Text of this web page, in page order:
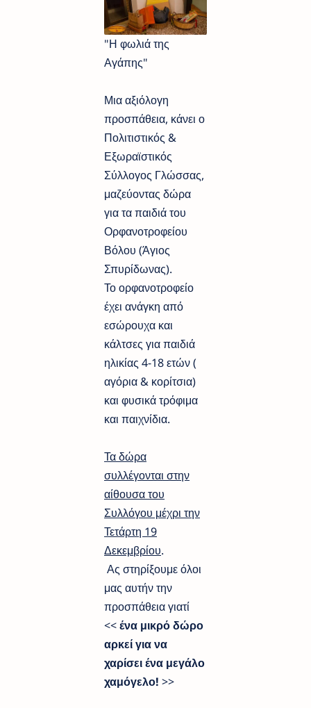
"Η φωλιά της
Αγάπης"
Μια αξιόλογη
προσπάθεια, κάνει ο
Πολιτιστικός &
Εξωραϊστικός
Σύλλογος Γλώσσας,
μαζεύοντας δώρα
για τα παιδιά του
Ορφανοτροφείου
Βόλου (Άγιος
Σπυρίδωνας).
Το ορφανοτροφείο
έχει ανάγκη από
εσώρουχα και
κάλτσες για παιδιά
ηλικίας 4-18 ετών (
αγόρια & κορίτσια)
και φυσικά τρόφιμα
και παιχνίδια.
Τα δώρα
συλλέγονται στην
αίθουσα του
Συλλόγου μέχρι την
Τετάρτη 19
Δεκεμβρίου.
Ας στηρίξουμε όλοι
μας αυτήν την
προσπάθεια γιατί
<<ένα μικρό δώρο
αρκεί για να
χαρίσει ένα μεγάλο
χαμόγελο! >>